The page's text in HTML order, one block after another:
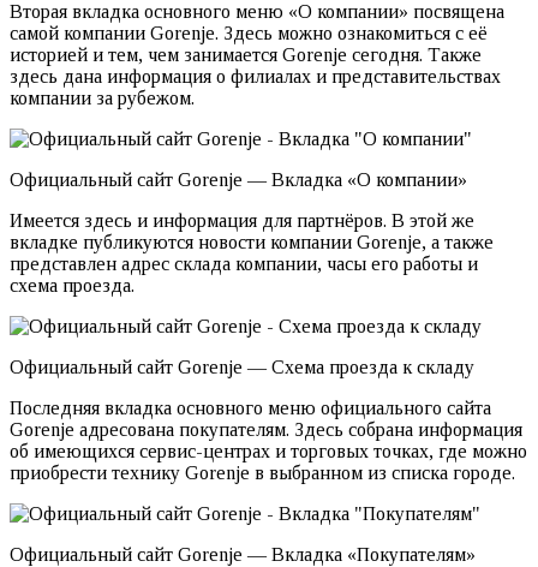
Вторая вкладка основного меню «О компании» посвящена
самой компании Gorenje. Здесь можно ознакомиться с её
историей и тем, чем занимается Gorenje сегодня. Также
здесь дана информация о филиалах и представительствах
компании за рубежом.
Официальный сайт Gorenje — Вкладка «О компании»
Имеется здесь и информация для партнёров. В этой же
вкладке публикуются новости компании Gorenje, а также
представлен адрес склада компании, часы его работы и
схема проезда.
Официальный сайт Gorenje — Схема проезда к складу
Последняя вкладка основного меню официального сайта
Gorenje адресована покупателям. Здесь собрана информация
об имеющихся сервис-центрах и торговых точках, где можно
приобрести технику Gorenje в выбранном из списка городе.
Официальный сайт Gorenje — Вкладка «Покупателям»